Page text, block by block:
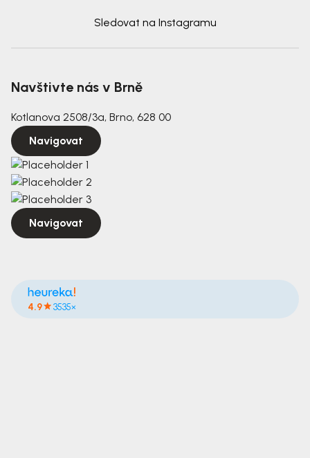
Sledovat na Instagramu
Navštivte nás v Brně
Kotlanova 2508/3a, Brno, 628 00
Navigovat
Navigovat
4.9 3535×